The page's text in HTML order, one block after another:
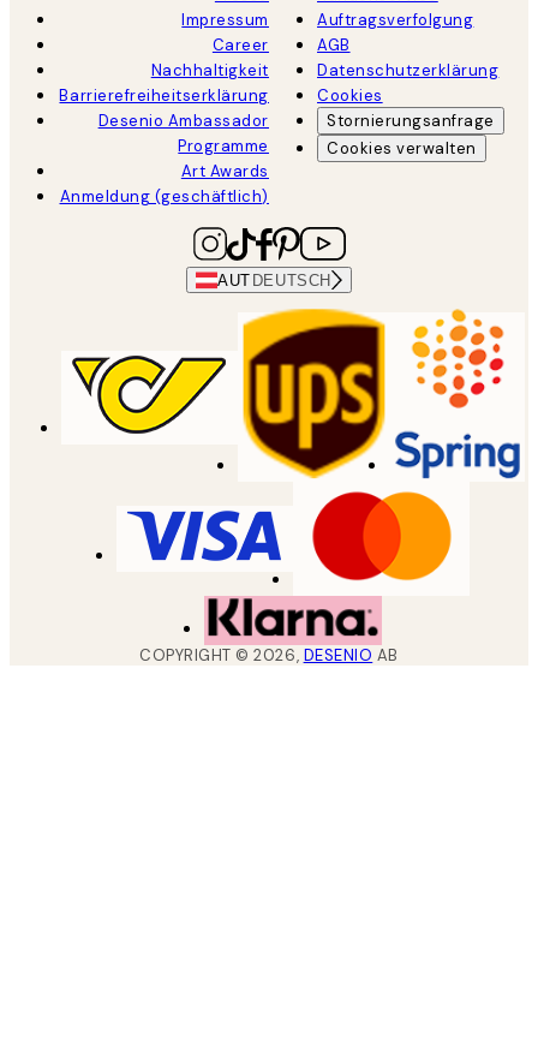
Impressum
Career
Nachhaltigkeit
Barrierefreiheitserklärung
Desenio Ambassador
Programme
Art Awards
Anmeldung (geschäftlich)
Auftragsverfolgung
AGB
Datenschutzerklärung
Cookies
Stornierungsanfrage
Cookies verwalten
AUT DEUTSCH
COPYRIGHT ©2026, DESENIO AB